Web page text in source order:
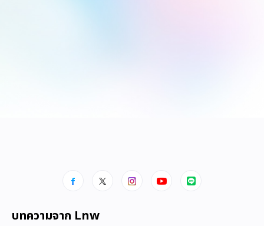
บทความจาก Lnw